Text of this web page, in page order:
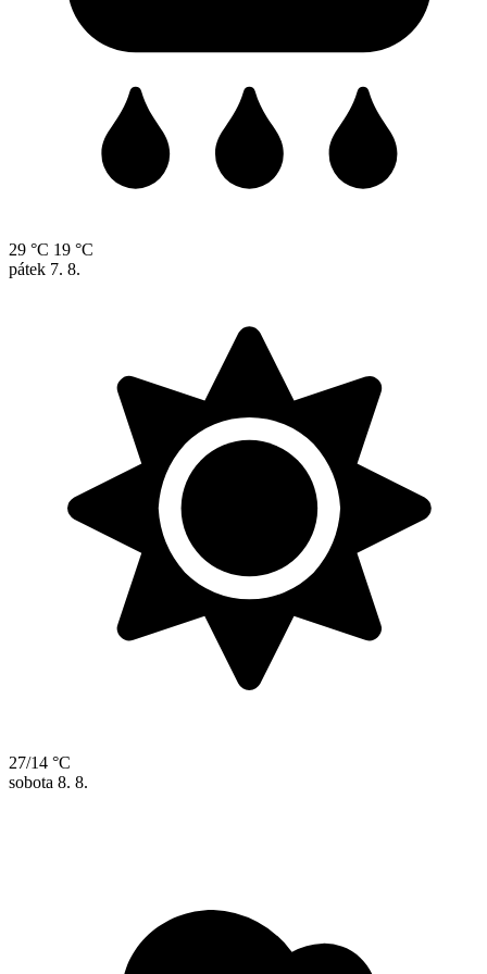
29 °C 19 °C
pátek 7. 8.
27/14 °C
sobota 8. 8.